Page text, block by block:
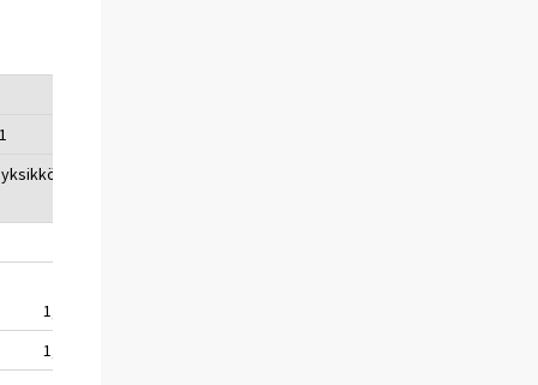
1,5
1,1